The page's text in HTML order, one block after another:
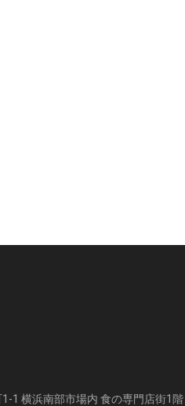
1 横浜南部市場内 食の専門店街1階